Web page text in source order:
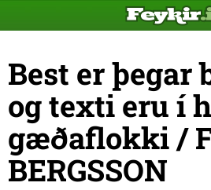
Best er þegar
og texti eru í
gæðaflokki /
BERGSSON